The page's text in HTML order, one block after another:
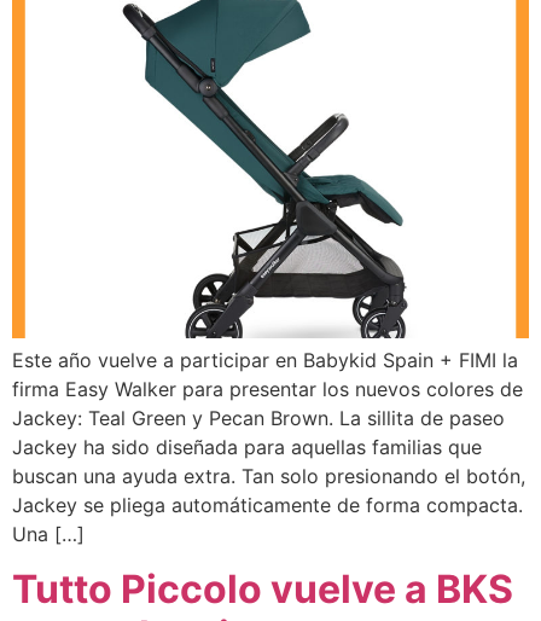
Este año vuelve a participar en Babykid Spain + FIMI la
firma Easy Walker para presentar los nuevos colores de
Jackey: Teal Green y Pecan Brown. La sillita de paseo
Jackey ha sido diseñada para aquellas familias que
buscan una ayuda extra. Tan solo presionando el botón,
Jackey se pliega automáticamente de forma compacta.
Una […]
Tutto Piccolo vuelve a BKS